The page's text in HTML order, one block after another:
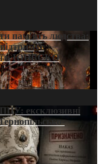
пам’ять людства:
в ЮНЕСКО
ексклюзивні